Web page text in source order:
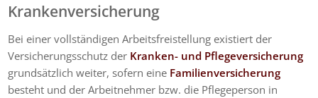
Krankenversicherung
Bei einer vollständigen Arbeitsfreistellung existiert der
Versicherungsschutz der Kranken- und Pflegeversicherung
grundsätzlich weiter, sofern eine Familienversicherung
besteht und der Arbeitnehmer bzw. die Pflegeperson in